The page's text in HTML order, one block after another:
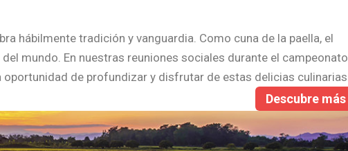
hábilmente tradición y vanguardia. Como cuna de la paella, el
mundo. En nuestras reuniones sociales durante el campeonato
de profundizar y disfrutar de estas delicias culinarias.
Descubre más